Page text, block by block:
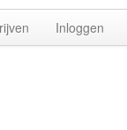
Inloggen